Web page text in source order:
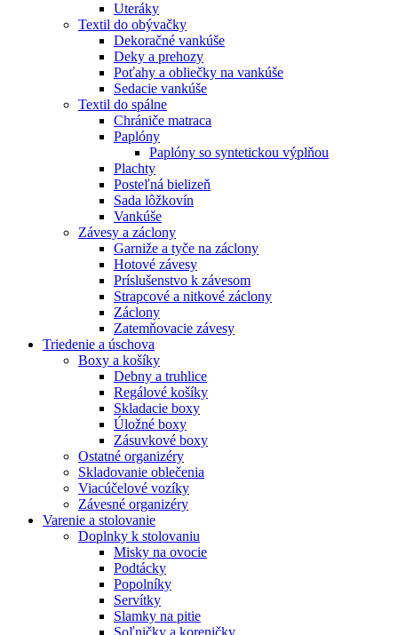
Uteráky
Textil do obývačky
Dekoračné vankúše
Deky a prehozy
Poťahy a obliečky na vankúše
Sedacie vankúše
Textil do spálne
Chrániče matraca
Paplóny
Paplóny so syntetickou výplňou
Plachty
Posteľná bielizeň
Sada lôžkovín
Vankúše
Závesy a záclony
Garniže a tyče na záclony
Hotové závesy
Príslušenstvo k závesom
Strapcové a nitkové záclony
Záclony
Zatemňovacie závesy
Triedenie a úschova
Boxy a košíky
Debny a truhlice
Regálové košíky
Skladacie boxy
Úložné boxy
Zásuvkové boxy
Ostatné organizéry
Skladovanie oblečenia
Viacúčelové vozíky
Závesné organizéry
Varenie a stolovanie
Doplnky k stolovaniu
Misky na ovocie
Podtácky
Popolníky
Servítky
Slamky na pitie
Soľničky a koreničky